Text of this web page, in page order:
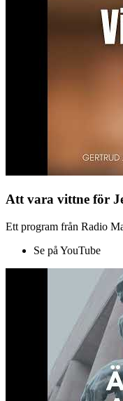
Att vara vittne för
Ett program från Radio
Se på YouTube